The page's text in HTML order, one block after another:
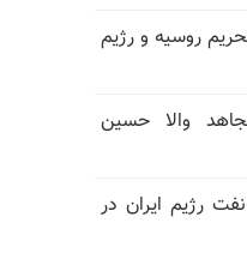
روسیه و رژیم
والا حسین
رژیم ایران در